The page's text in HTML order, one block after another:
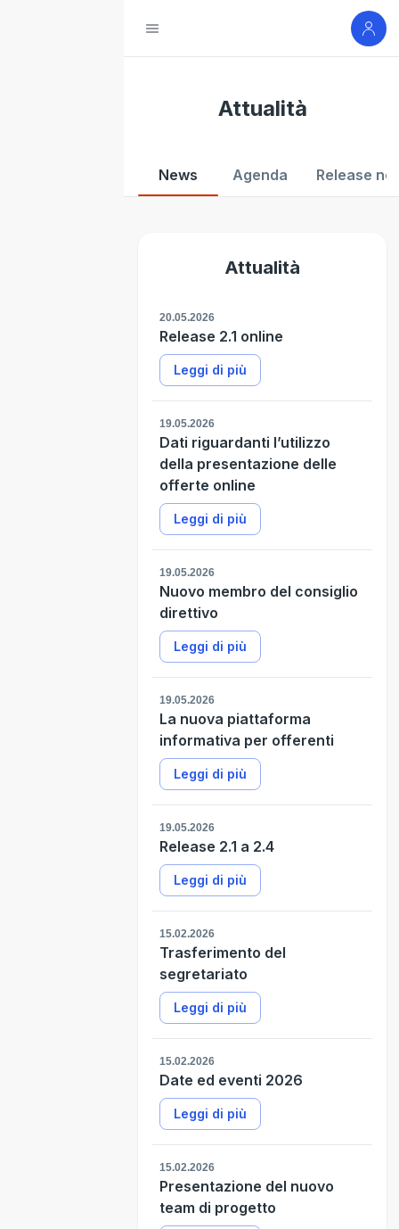
Attualità
News Agenda Release
Attualità
20.05.2026
Release 2.1 online
Leggi di più
19.05.2026
Dati riguardanti l’utilizzo
della presentazione delle
offerte online
Leggi di più
19.05.2026
Nuovo membro del consiglio
direttivo
Leggi di più
19.05.2026
La nuova piattaforma
informativa per offerenti
Leggi di più
19.05.2026
Release 2.1 a 2.4
Leggi di più
15.02.2026
Trasferimento del
segretariato
Leggi di più
15.02.2026
Date ed eventi 2026
Leggi di più
15.02.2026
Presentazione del nuovo
team di progetto